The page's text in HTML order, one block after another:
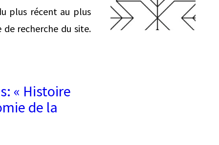
plus récent au plus
recherche du site.
« Histoire
de la